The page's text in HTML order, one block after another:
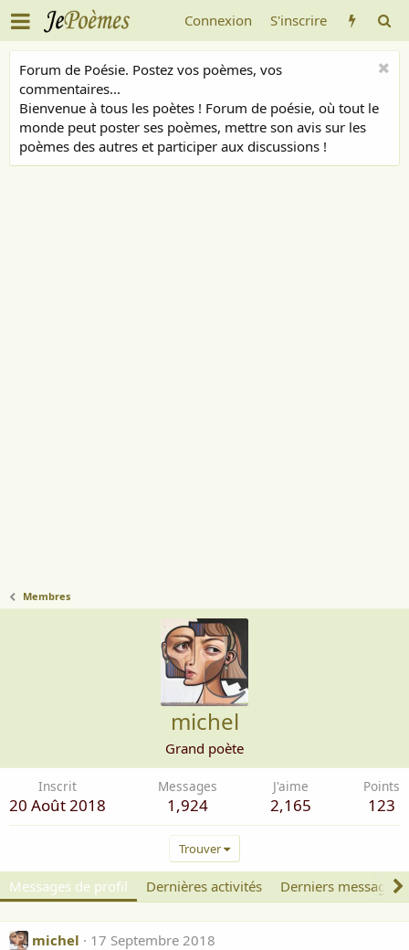
Connexion S'inscrire
Forum de Poésie. Postez vos poèmes, vos
commentaires...
Bienvenue à tous les poètes ! Forum de poésie, où tout le
monde peut poster ses poèmes, mettre son avis sur les
poèmes des autres et participer aux discussions !
Membres
michel
Grand poète
Inscrit
20 Août 2018
Messages
1,924
J'aime
2,165
Points
123
Trouver
Messages de profil Dernières activités Derniers messages
michel
17 Septembre 2018